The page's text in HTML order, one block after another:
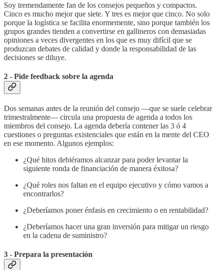
Soy tremendamente fan de los consejos pequeños y compactos.
Cinco es mucho mejor que siete. Y tres es mejor que cinco. No solo
porque la logística se facilita enormemente, sino porque también los
grupos grandes tienden a convertirse en gallineros con demasiadas
opiniones a veces divergentes en los que es muy difícil que se
produzcan debates de calidad y donde la responsabilidad de las
decisiones se diluye.
2 - Pide feedback sobre la agenda
Dos semanas antes de la reunión del consejo —que se suele celebrar
trimestralmente— circula una propuesta de agenda a todos los
miembros del consejo. La agenda debería contener las 3 ó 4
cuestiones o preguntas existenciales que están en la mente del CEO
en ese momento. Algunos ejemplos:
¿Qué hitos debiéramos alcanzar para poder levantar la
siguiente ronda de financiación de manera éxitosa?
¿Qué roles nos faltan en el equipo ejecutivo y cómo vamos a
encontrarlos?
¿Deberíamos poner énfasis en crecimiento o en rentabilidad?
¿Deberíamos hacer una gran inversión para mitigar un riesgo
en la cadena de suministro?
3 - Prepara la presentación